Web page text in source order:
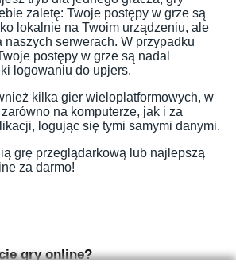
zaletę: Twoje postępy w grze są
lokalnie na Twoim urządzeniu, ale
naszych serwerach. W przypadku
postępy w grze są nadal
logowaniu do upjers.
kilka gier wieloplatformowych, w
na komputerze, jak i za
logując się tymi samymi danymi.
grę przeglądarkową lub najlepszą
za darmo!
gry online?